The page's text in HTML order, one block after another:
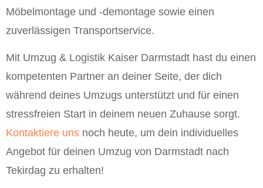
Möbelmontage und -demontage sowie einen
zuverlässigen Transportservice.
Mit Umzug & Logistik Kaiser Darmstadt hast du einen
kompetenten Partner an deiner Seite, der dich
während deines Umzugs unterstützt und für einen
stressfreien Start in deinem neuen Zuhause sorgt.
Kontaktiere uns noch heute, um dein individuelles
Angebot für deinen Umzug von Darmstadt nach
Tekirdag zu erhalten!